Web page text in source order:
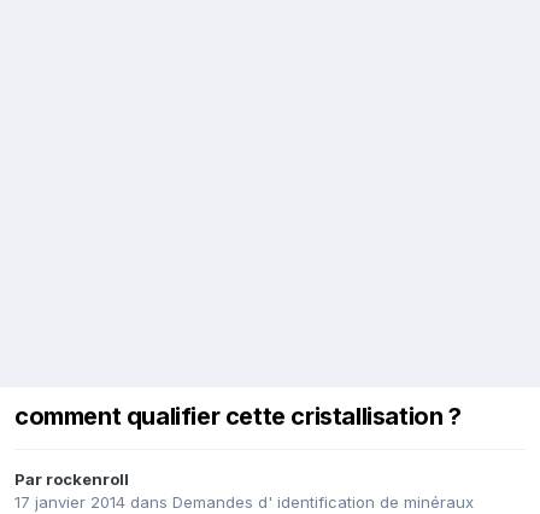
comment qualifier cette cristallisation ?
Par rockenroll
17 janvier 2014 dans Demandes d' identification de minéraux